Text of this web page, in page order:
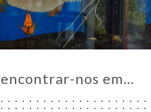
nos em…